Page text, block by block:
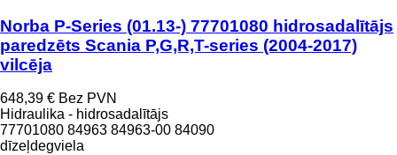
Norba P-Series (01.13-) 77701080 hidrosadalītājs
paredzēts Scania P,G,R,T-series (2004-2017)
vilcēja
648,39 € Bez PVN
Hidraulika - hidrosadalītājs
77701080 84963 84963-00 84090
dīzeļdegviela